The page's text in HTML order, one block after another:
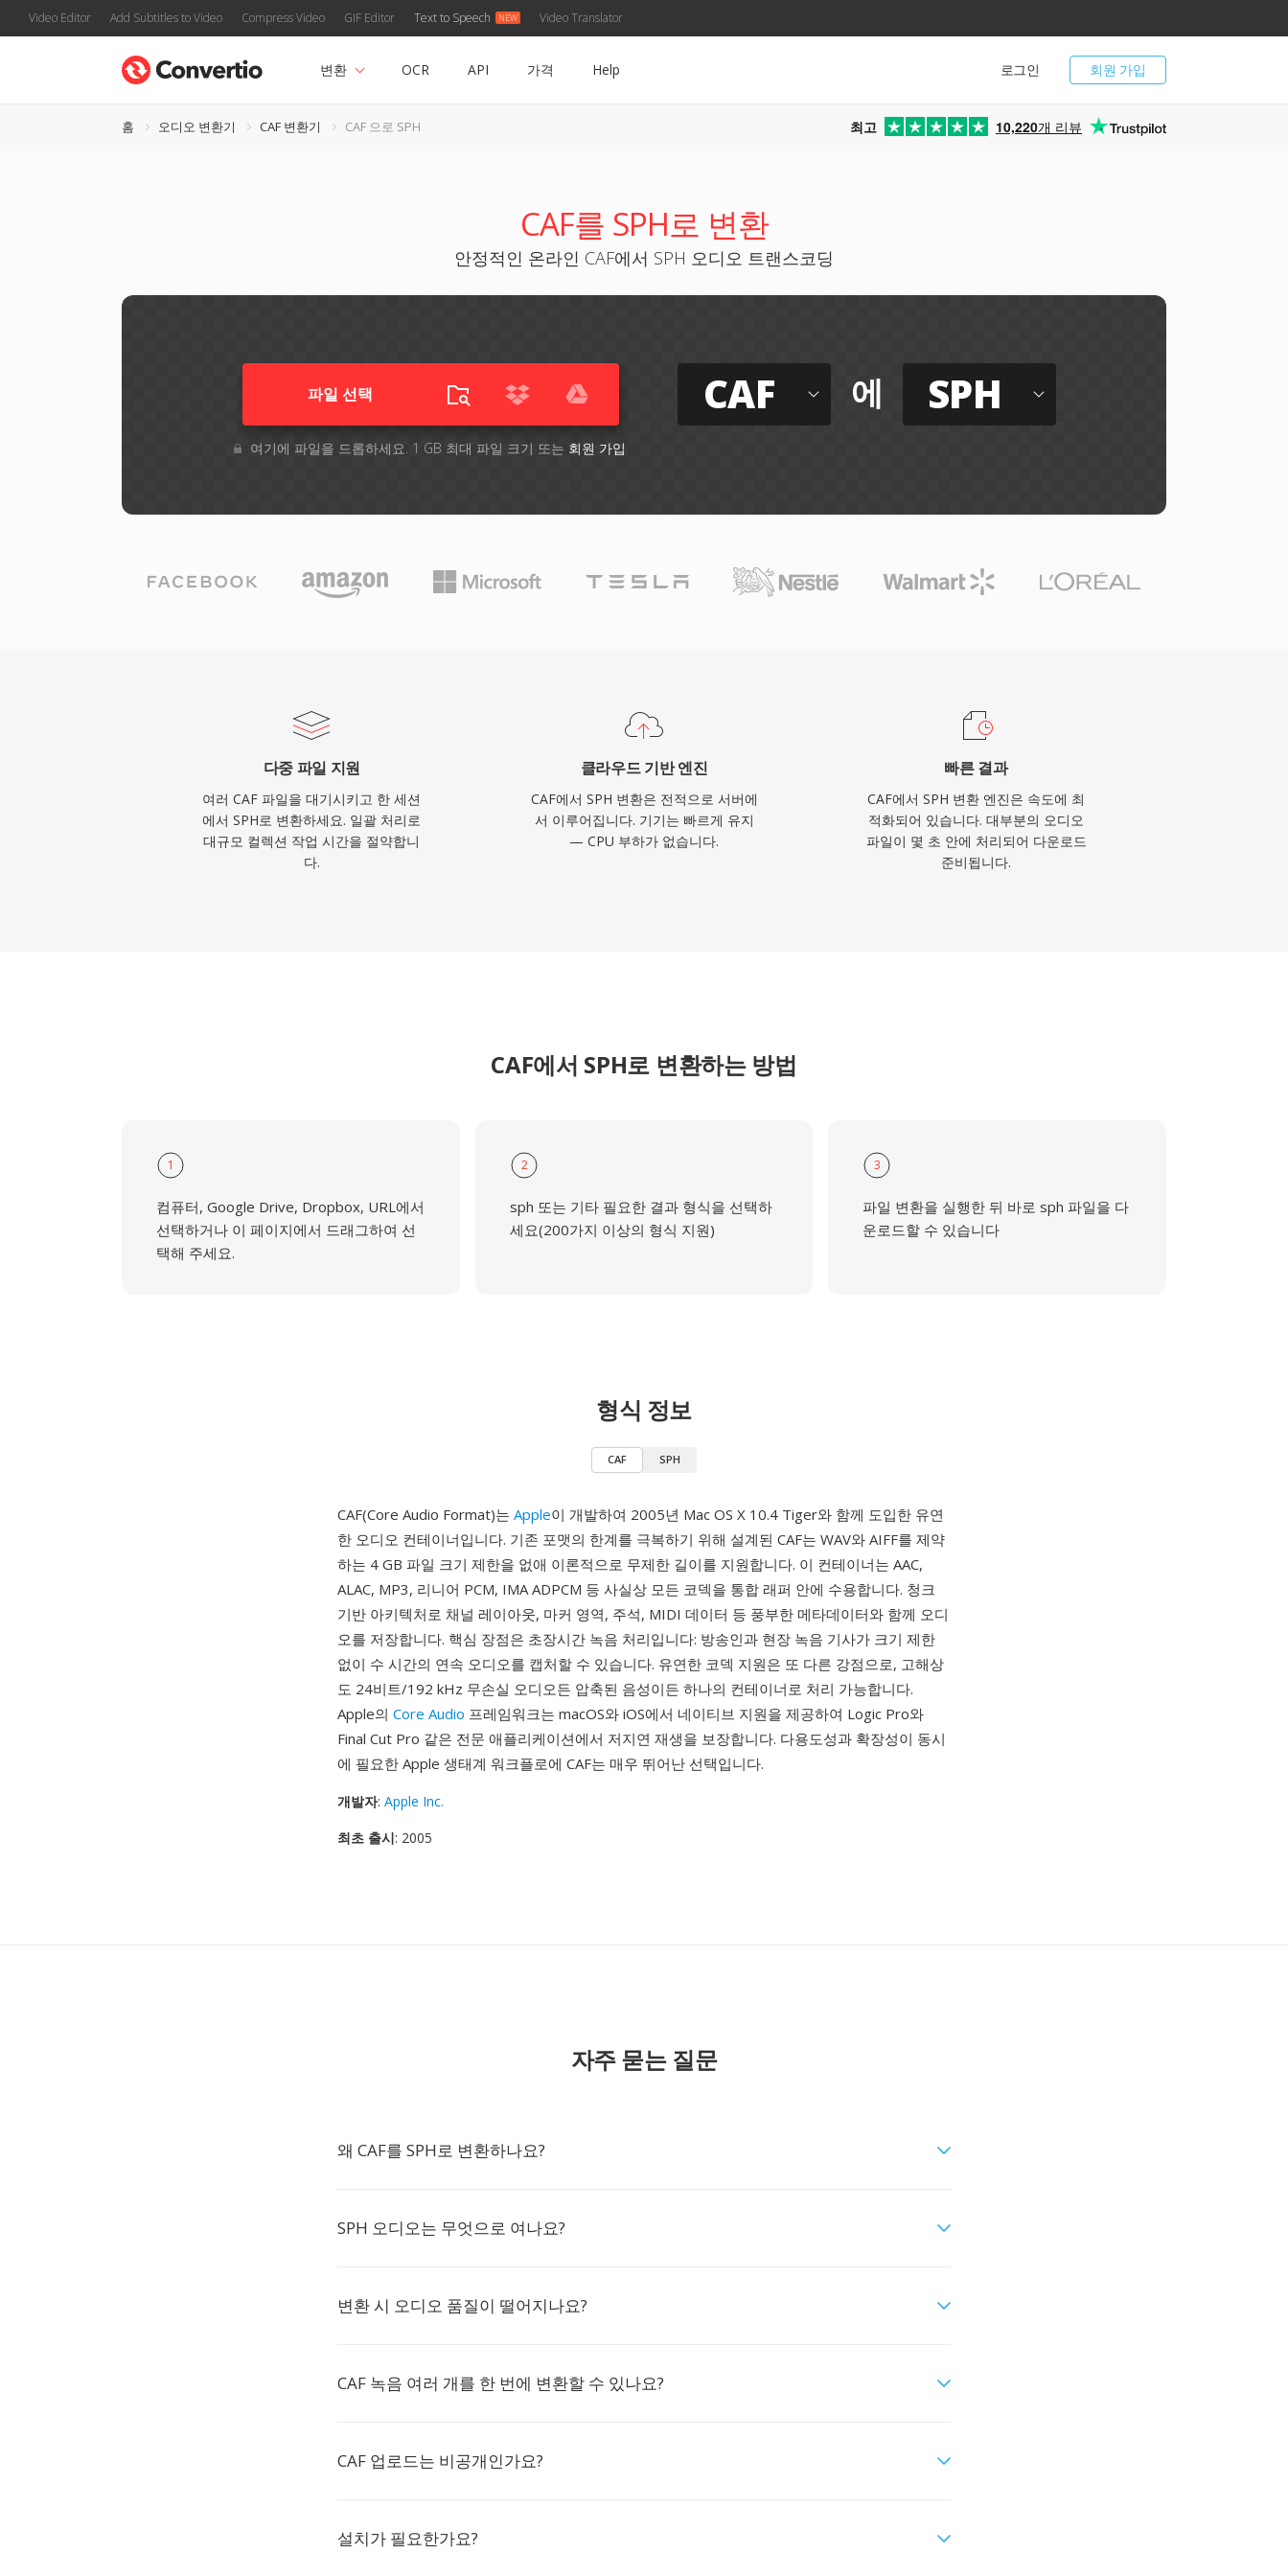
Video Editor Add Subtitles to Video Compress Video GIF Editor Text to Speech Video Translator
회원 가입
로그인
변환 OCR API 가격 Help
홈 오디오 변환기 CAF 변환기 CAF 으로 SPH 최고 10,220개 리뷰
CAF를 SPH로 변환
안정적인 온라인 CAF에서 SPH 오디오 트랜스코딩
파일 선택
여기에 파일을 드롭하세요. 1 GB 최대 파일 크기 또는 회원 가입
CAF 에 SPH
다중 파일 지원
여러 CAF 파일을 대기시키고 한 세션
에서 SPH로 변환하세요. 일괄 처리로
대규모 컬렉션 작업 시간을 절약합니
다.
클라우드 기반 엔진
CAF에서 SPH 변환은 전적으로 서버에
서 이루어집니다. 기기는 빠르게 유지
— CPU 부하가 없습니다.
빠른 결과
CAF에서 SPH 변환 엔진은 속도에 최
적화되어 있습니다. 대부분의 오디오
파일이 몇 초 안에 처리되어 다운로드
준비됩니다.
CAF에서 SPH로 변환하는 방법
1
컴퓨터, Google Drive, Dropbox, URL에서
선택하거나 이 페이지에서 드래그하여 선
택해 주세요.
2
sph 또는 기타 필요한 결과 형식을 선택하
세요(200가지 이상의 형식 지원)
3
파일 변환을 실행한 뒤 바로 sph 파일을 다
운로드할 수 있습니다
형식 정보
CAF SPH
CAF(Core Audio Format)는 Apple이 개발하여 2005년 Mac OS X 10.4 Tiger와 함께 도입한 유연
한 오디오 컨테이너입니다. 기존 포맷의 한계를 극복하기 위해 설계된 CAF는 WAV와 AIFF를 제약
하는 4 GB 파일 크기 제한을 없애 이론적으로 무제한 길이를 지원합니다. 이 컨테이너는 AAC,
ALAC, MP3, 리니어 PCM, IMA ADPCM 등 사실상 모든 코덱을 통합 래퍼 안에 수용합니다. 청크
기반 아키텍처로 채널 레이아웃, 마커 영역, 주석, MIDI 데이터 등 풍부한 메타데이터와 함께 오디
오를 저장합니다. 핵심 장점은 초장시간 녹음 처리입니다: 방송인과 현장 녹음 기사가 크기 제한
없이 수 시간의 연속 오디오를 캡처할 수 있습니다. 유연한 코덱 지원은 또 다른 강점으로, 고해상
도 24비트/192 kHz 무손실 오디오든 압축된 음성이든 하나의 컨테이너로 처리 가능합니다.
Apple의 Core Audio 프레임워크는 macOS와 iOS에서 네이티브 지원을 제공하여 Logic Pro와
Final Cut Pro 같은 전문 애플리케이션에서 저지연 재생을 보장합니다. 다용도성과 확장성이 동시
에 필요한 Apple 생태계 워크플로에 CAF는 매우 뛰어난 선택입니다.
개발자: Apple Inc.
최초 출시: 2005
자주 묻는 질문
왜 CAF를 SPH로 변환하나요?
SPH 오디오는 무엇으로 여나요?
변환 시 오디오 품질이 떨어지나요?
CAF 녹음 여러 개를 한 번에 변환할 수 있나요?
CAF 업로드는 비공개인가요?
설치가 필요한가요?